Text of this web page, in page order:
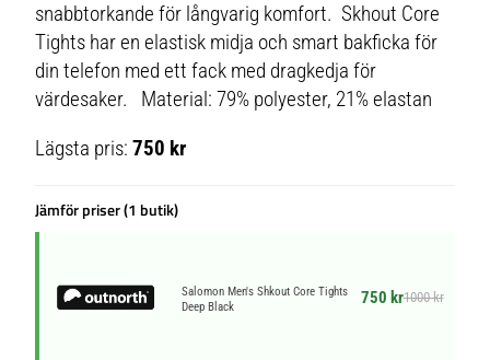
snabbtorkande för långvarig komfort. Skhout Core
Tights har en elastisk midja och smart bakficka för
din telefon med ett fack med dragkedja för
värdesaker. Material: 79% polyester, 21% elastan
Lägsta pris:750 kr
Jämför priser (1 butik)
Salomon Men's Shkout Core Tights
Deep Black
750 kr1000 kr